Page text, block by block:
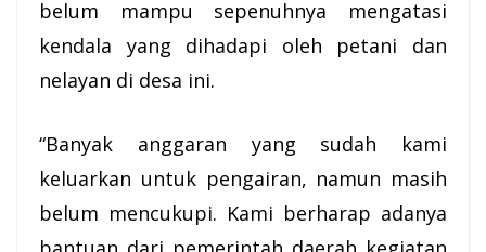
belum mampu sepenuhnya mengatasi
kendala yang dihadapi oleh petani dan
nelayan di desa ini.
“Banyak anggaran yang sudah kami
keluarkan untuk pengairan, namun masih
belum mencukupi. Kami berharap adanya